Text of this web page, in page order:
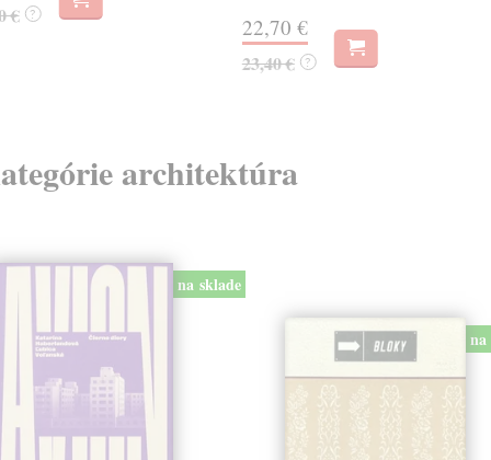
€ ? 22,70 €
23,40 € ?
architektúra
na sklade
na